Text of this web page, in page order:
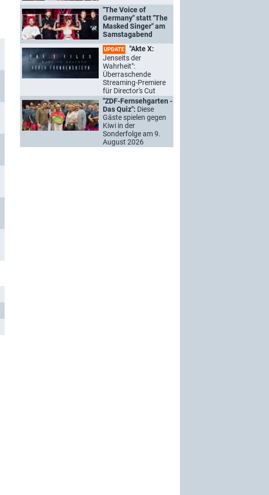
"The Voice of
Germany" statt "The
Masked Singer" am
Samstagabend
UPDATE
"Akte X:
Jenseits der
Wahrheit":
Überraschende
Streaming-Premiere
für Director's Cut
"ZDF-Fernsehgarten -
Das Quiz": Diese
Gäste spielen gegen
Kiwi in der
Sonderfolge am 9.
August 2026